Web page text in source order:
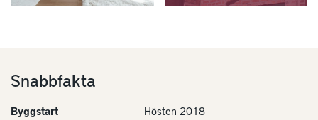
Snabbfakta
Byggstart
Hösten 2018